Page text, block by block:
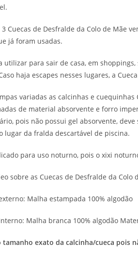
3 Cuecas de Desfralde da Colo de Mãe
já foram usadas.
utilizar para sair de casa, em
haja escapes nesses lugares, a
variadas as calcinhas e
de material absorvente e forro
pois não possui gel absorvente,
lugar da fralda descartável de piscina.
para uso noturno, pois o xixi
sobre as Cuecas de Desfralde da
Malha estampada 100% algodão
Malha branca 100% algodão
tamanho exato da calcinha/cueca pois